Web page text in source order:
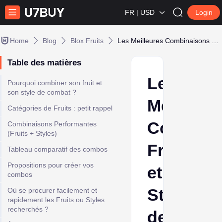
FR | USD Login
Home Blog Blox Fruits
Table des matières
Pourquoi combiner son fruit et
son style de combat ?
Catégories de Fruits : petit rappel
Combinaisons Performantes
(Fruits + Styles)
Tableau comparatif des combos
Propositions pour créer vos
combos
Où se procurer facilement et
rapidement les Fruits ou Styles
recherchés ?
Les
Fruit
et
Style
de